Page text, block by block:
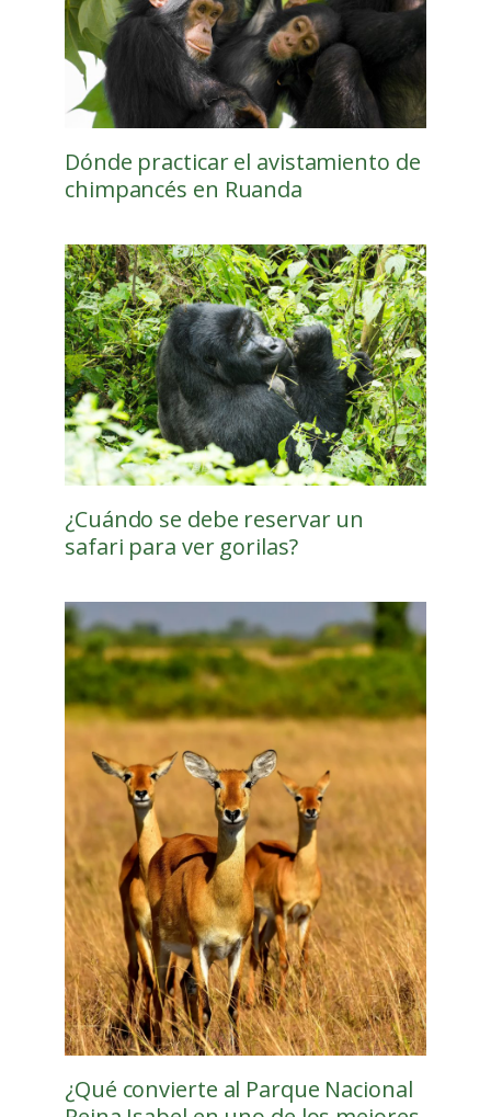
Dónde practicar el avistamiento de
chimpancés en Ruanda
¿Cuándo se debe reservar un
safari para ver gorilas?
¿Qué convierte al Parque Nacional